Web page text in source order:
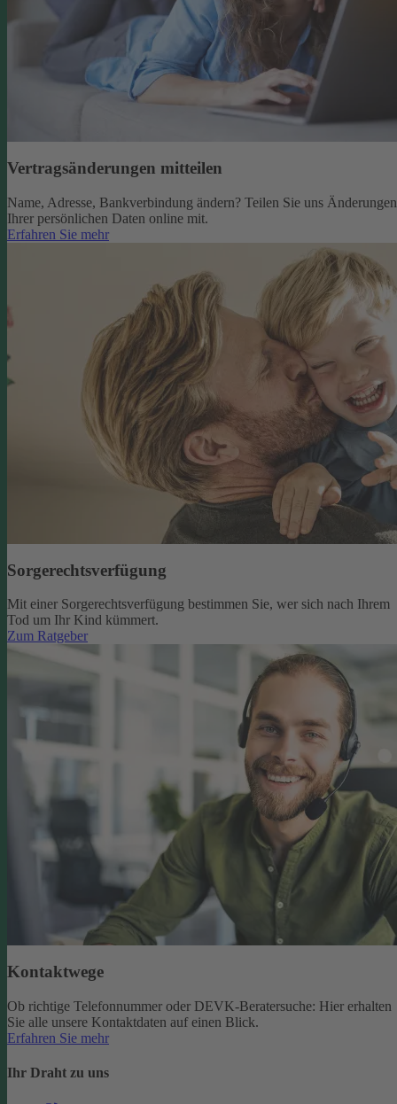
Vertragsänderungen mitteilen
Name, Adresse, Bankverbindung ändern? Teilen Sie uns Änderungen
Ihrer persönlichen Daten online mit.
Erfahren Sie mehr
Sorgerechtsverfügung
Mit einer Sorgerechtsverfügung bestimmen Sie, wer sich nach Ihrem
Tod um Ihr Kind kümmert.
Zum Ratgeber
Kontaktwege
Ob richtige Telefonnummer oder DEVK-Beratersuche: Hier erhalten
Sie alle unsere Kontaktdaten auf einen Blick.
Erfahren Sie mehr
Ihr Draht zu uns